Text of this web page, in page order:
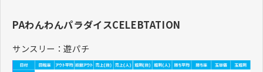
PAわんわんパラダイスCELEBTATION
サンスリー：遊パチ